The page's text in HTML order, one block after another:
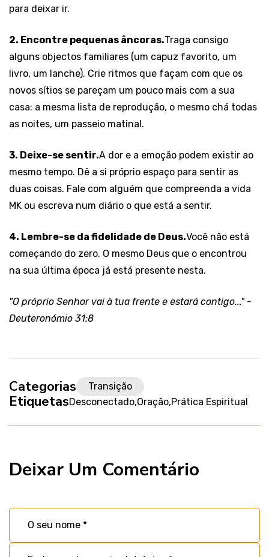
para deixar ir.
2. Encontre pequenas âncoras.Traga consigo
alguns objectos familiares (um capuz favorito, um
livro, um lanche). Crie ritmos que façam com que os
novos sítios se pareçam um pouco mais com a sua
casa: a mesma lista de reprodução, o mesmo chá todas
as noites, um passeio matinal.
3. Deixe-se sentir.A dor e a emoção podem existir ao
mesmo tempo. Dê a si próprio espaço para sentir as
duas coisas. Fale com alguém que compreenda a vida
MK ou escreva num diário o que está a sentir.
4. Lembre-se da fidelidade de Deus.Você não está
começando do zero. O mesmo Deus que o encontrou
na sua última época já está presente nesta.
"O próprio Senhor vai à tua frente e estará contigo..." -
Deuteronómio 31:8
Categorias Transição
EtiquetasDesconectado Oração Prática Espiritual
Deixar Um Comentário